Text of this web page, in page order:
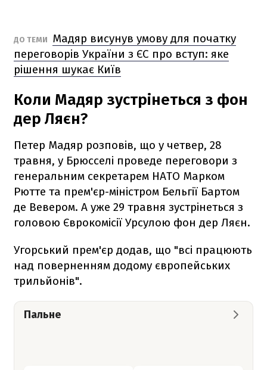
ДО ТЕМИ
Мадяр висунув умову для початку
переговорів України з ЄС про вступ: яке
рішення шукає Київ
Коли Мадяр зустрінеться з фон
дер Ляєн?
Петер Мадяр розповів, що у четвер, 28
травня, у Брюсселі проведе переговори з
генеральним секретарем НАТО Марком
Рютте та прем'єр-міністром Бельгії Бартом
де Вевером. А уже 29 травня зустрінеться з
головою Єврокомісії Урсулою фон дер Ляєн.
Угорський прем'єр додав, що "всі працюють
над поверненням додому європейських
трильйонів".
Пальне